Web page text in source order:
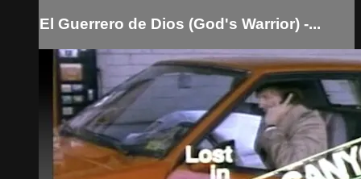
El Guerrero de Dios (God's Warrior) -...